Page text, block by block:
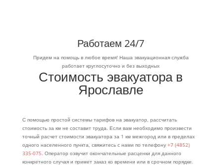
Работаем 24/7
Придем на помощь в любое время! Наша эвакуационная служба
работает круглосуточно и без выходных
Стоимость эвакуатора в
Ярославле
С помощью простой системы тарифов на эвакуатор, рассчитать
стоимость за км не составит труда. Если вам необходимо произвести
точный расчет стоимости эвакуатора за 1 км межгород или в пределах
одного населенного пункта, свяжитесь с нами по телефону +7 (4852)
335-075. Оператор озвучит окончательные расценки для данного
конкретного случая и примет заказ ко времени или в срочном порядке.